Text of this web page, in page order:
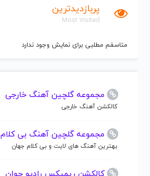
پربازدیدترین
Most Visited
متاسفم مطلبی برای نمایش وجود ندارد
مجموعه گلچین آهنگ خارجی
کالکشن آهنگ خارجی
مجموعه گلچین آهنگ بی کلام
بهترین آهنگ های لایت و بی کلام جهان